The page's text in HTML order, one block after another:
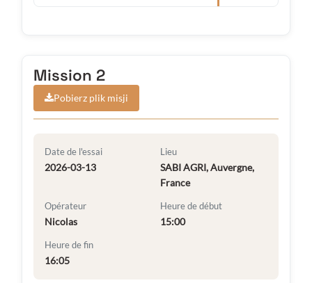
Mission 2
Pobierz plik misji
Date de l'essai
2026-03-13
Lieu
SABI AGRI, Auvergne,
France
Opérateur
Nicolas
Heure de début
15:00
Heure de fin
16:05